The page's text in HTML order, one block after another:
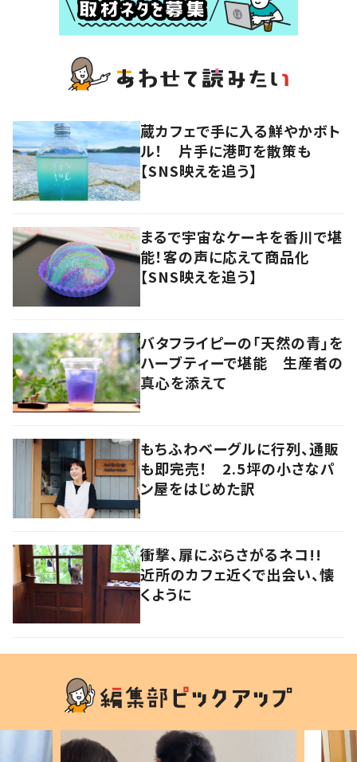
蔵カフェで手に入る鮮やかボト
ル！ 片手に港町を散策も
【SNS映えを追う】
まるで宇宙なケーキを香川で堪
能！客の声に応えて商品化
【SNS映えを追う】
バタフライピーの「天然の青」を
ハーブティーで堪能 生産者の
真心を添えて
もちふわベーグルに行列、通販
も即完売！ 2.5坪の小さなパ
ン屋をはじめた訳
衝撃、扉にぶらさがるネコ!!
近所のカフェ近くで出会い、懐
くように